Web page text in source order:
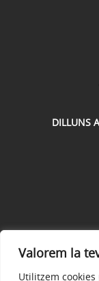
Valorem la
Utilitzem
DILLUNS